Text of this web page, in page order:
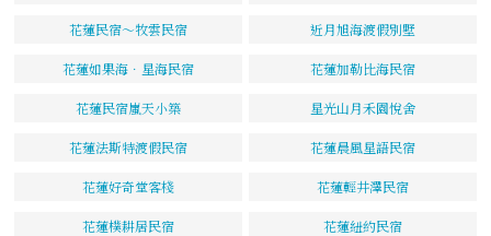
花蓮民宿～牧雲民宿 近月旭海渡假別墅
花蓮如果海．星海民宿 花蓮加勒比海民宿
花蓮民宿嵐天小築 星光山月禾園悅舍
花蓮法斯特渡假民宿 花蓮晨風星語民宿
花蓮好奇堂客棧 花蓮輕井澤民宿
花蓮樸耕居民宿 花蓮紐約民宿